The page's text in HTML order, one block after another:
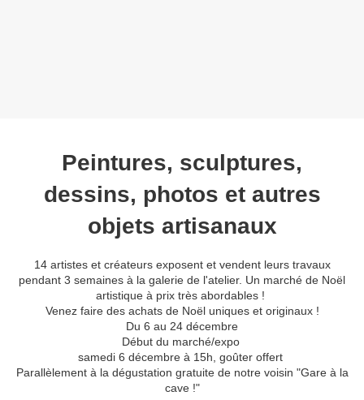
Peintures, sculptures,
dessins, photos et autres
objets artisanaux
14 artistes et créateurs exposent et vendent leurs travaux
pendant 3 semaines à la galerie de l'atelier. Un marché de Noël
artistique à prix très abordables !
Venez faire des achats de Noël uniques et originaux !
Du 6 au 24 décembre
Début du marché/expo
samedi 6 décembre à 15h, goûter offert
Parallèlement à la dégustation gratuite de notre voisin "Gare à la
cave !"